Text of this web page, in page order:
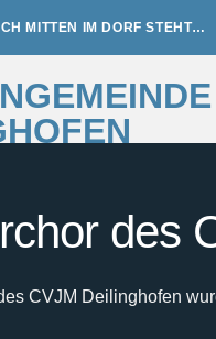
MITTEN IM DORF STEHT…
des
CVJM Deilinghofen